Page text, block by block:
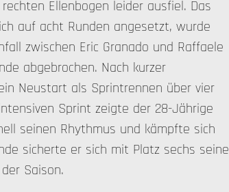
Ellenbogen leider ausfiel. Das
auf acht Runden angesetzt, wurde
zwischen Eric Granado und Raffaele
abgebrochen. Nach kurzer
Neustart als Sprintrennen über vier
Sprint zeigte der 28-Jährige
seinen Rhythmus und kämpfte sich
sicherte er sich mit Platz sechs seine
Saison.